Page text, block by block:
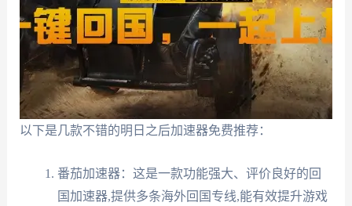
以下是几款不错的明日之后加速器免费推荐：
番茄加速器：这是一款功能强大、评价良好的回
国加速器,提供多条海外回国专线,能有效提升游戏